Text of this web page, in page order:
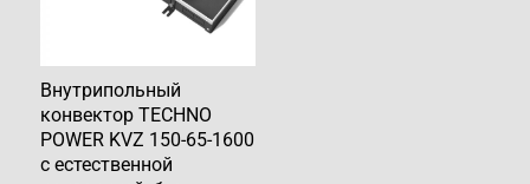
Внутрипольный
конвектор TECHNO
POWER KVZ 150-65-1600
с естественной